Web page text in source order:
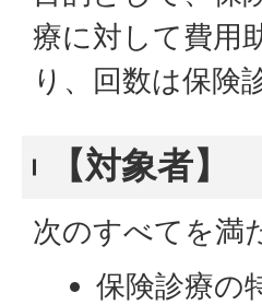
療に対して費用
り、回数は保険
【対象者】
次のすべてを満
保険診療の